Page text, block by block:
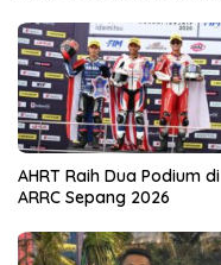
AHRT Raih Dua Podium di
ARRC Sepang 2026